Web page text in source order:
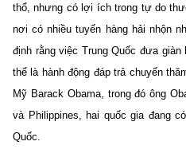
thổ, nhưng có lợi ích trong tự do
nơi có nhiều tuyến hàng hải nhộn
định rằng việc Trung Quốc đưa
thể là hành động đáp trả chuyến
Mỹ Barack Obama, trong đó ông
và Philippines, hai quốc gia đang
Quốc.